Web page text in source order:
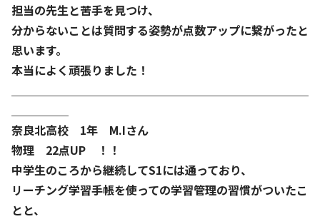
担当の先生と苦手を見つけ、
分からないことは質問する姿勢が点数アップに繋がったと
思います。
本当によく頑張りました！
奈良北高校 1年 M.Iさん
物理 22点UP ！！
中学生のころから継続してS1には通っており、
リーチング学習手帳を使っての学習管理の習慣がついたこ
とと、